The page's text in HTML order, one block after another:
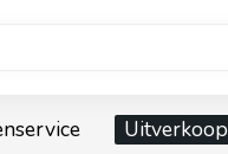
Uitverkoop